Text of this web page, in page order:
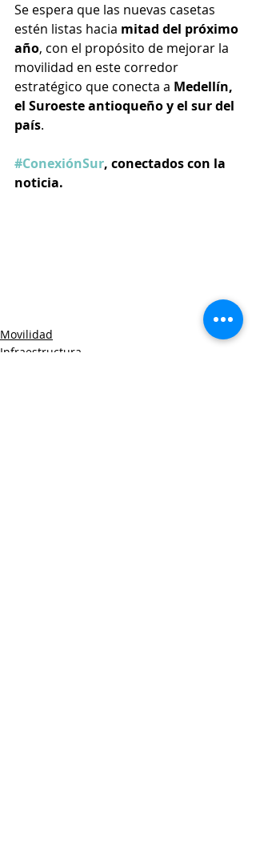
Se espera que las nuevas casetas
estén listas hacia mitad del próximo
año, con el propósito de mejorar la
movilidad en este corredor
estratégico que conecta a Medellín,
el Suroeste antioqueño y el sur del
país.
#ConexiónSur, conectados con la
noticia.
Movilidad
Infraestructura